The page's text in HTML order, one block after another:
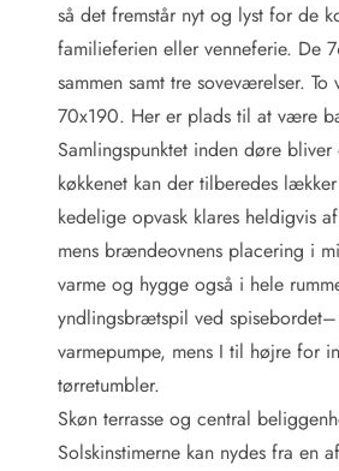
Vejret i Danmark
Sæsontider
Baderegler
Naturbeskyttelse
Webcam
Fotokonkurrence
Fordele hos os
Esmark Rejsecurity
Esmark KidsVIP
Esmark VIP: Fordele og rabataftaler
Prisgaranti
Ingen depositum
Gæsteanmeldelser
Gratis WiFi i ferieområdet
så det fremstår nyt og lyst for de
familieferien eller venneferie. De
sammen samt tre soveværelser.
70x190. Her er plads til at være
Samlingspunktet inden døre
køkkenet kan der tilberedes
kedelige opvask klares heldigvis
mens brændeovnens placering i
varme og hygge også i hele
yndlingsbrætspil ved spisebordet–
varmepumpe, mens I til højre for
tørretumbler.
Skøn terrasse og central
Solskinstimerne kan nydes fra en